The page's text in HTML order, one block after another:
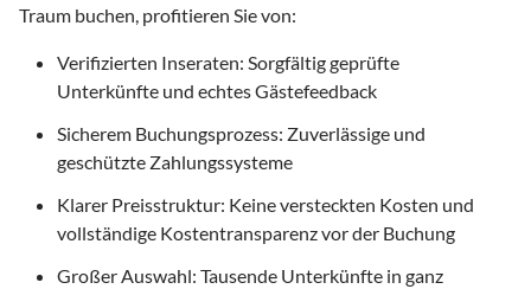
Traum buchen, profitieren Sie von:
Verifizierten Inseraten: Sorgfältig geprüfte
Unterkünfte und echtes Gästefeedback
Sicherem Buchungsprozess: Zuverlässige und
geschützte Zahlungssysteme
Klarer Preisstruktur: Keine versteckten Kosten und
vollständige Kostentransparenz vor der Buchung
Großer Auswahl: Tausende Unterkünfte in ganz